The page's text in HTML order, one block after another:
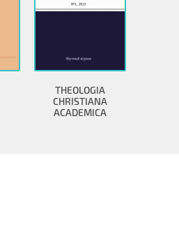
THEOLOGIA
CHRISTIANA
ACADEMICA